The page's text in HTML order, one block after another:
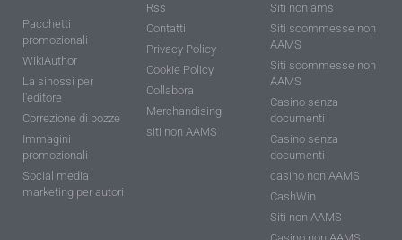
Pacchetti
promozionali
WikiAuthor
La sinossi per
l'editore
Correzione di bozze
Immagini
promozionali
Social media
marketing per autori
Rss
Contatti
Privacy Policy
Cookie Policy
Collabora
Merchandising
siti non AAMS
Siti non ams
Siti scommesse non
AAMS
Siti scommesse non
AAMS
Casino senza
documenti
Casino senza
documenti
casino non AAMS
CashWin
Siti non AAMS